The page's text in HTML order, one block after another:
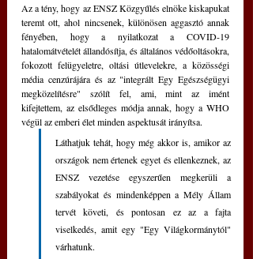
Az a tény, hogy az ENSZ Közgyűlés elnöke kiskapukat
teremt ott, ahol nincsenek, különösen aggasztó annak
fényében, hogy a nyilatkozat a COVID-19
hatalomátvételét állandósítja, és általános védőoltásokra,
fokozott felügyeletre, oltási útlevelekre, a közösségi
média cenzúrájára és az "integrált Egy Egészségügyi
megközelítésre" szólít fel, ami, mint az imént
kifejtettem, az elsődleges módja annak, hogy a WHO
végül az emberi élet minden aspektusát irányítsa.
Láthatjuk tehát, hogy még akkor is, amikor az
országok nem értenek egyet és ellenkeznek, az
ENSZ vezetése egyszerűen megkerüli a
szabályokat és mindenképpen a Mély Állam
tervét követi, és pontosan ez az a fajta
viselkedés, amit egy "Egy Világkormánytól"
várhatunk.